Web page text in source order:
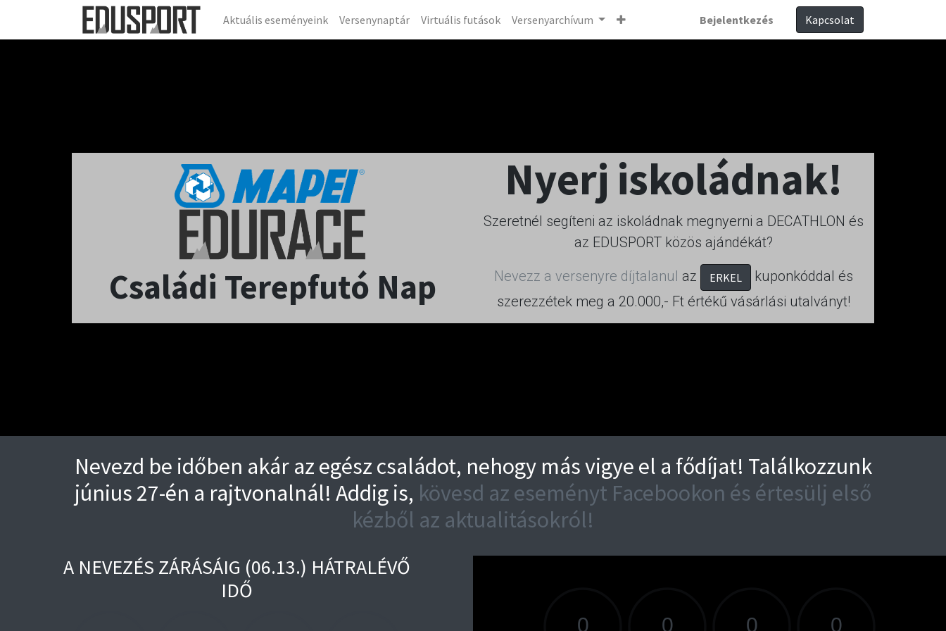
Aktuális eseményeink Versenynaptár Virtuális futások Versenyarchívum Bejelentkezés Kapcsolat
Családi Terepfutó Nap
Nyerj iskoládnak!
Szeretnél segíteni az iskoládnak megnyerni a DECATHLON és
az EDUSPORT közös ajándékát?
Nevezz a versenyre díjtalanul az ERKEL
kuponkóddal és
szerezzétek meg a 20.000,- Ft értékű vásárlási utalványt!
Nevezd be időben akár az egész családot, nehogy más vigye el a fődíjat! Találkozzunk
június 27-én a rajtvonalnál! Addig is, kövesd az eseményt Facebookon és értesülj első
kézből az aktualitásokról!
A NEVEZÉS ZÁRÁSÁIG (06.13.) HÁTRALÉVŐ
IDŐ